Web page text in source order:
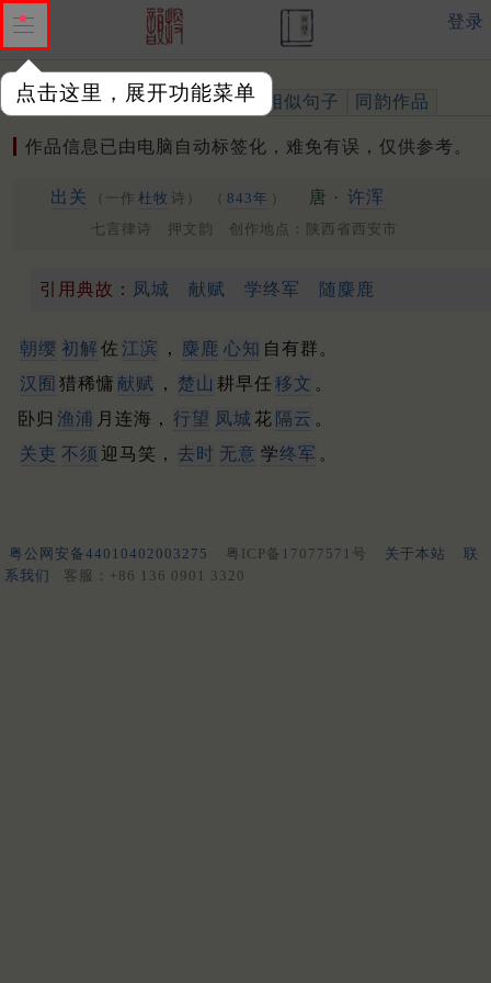
点击这里，展开功能菜单
登录
作品 标注四声 出处、引用 相似句子 同韵作品
作品信息已由电脑自动标签化，难免有误，仅供参考。
出关 （一作 杜牧 诗） （ 843年 ） 唐 · 许浑
七言律诗 押文韵 创作地点：陕西省西安市
引用典故： 凤城 献赋 学终军 随麋鹿
朝缨 初解 佐 江滨 ， 麋鹿 心知 自有群。
汉囿 猎稀慵 献赋 ， 楚山 耕早任 移文 。
卧归 渔浦 月连海， 行望 凤城 花 隔云 。
关吏 不须 迎马笑， 去时 无意 学终军 。
粤公网安备44010402003275 粤ICP备17077571号 关于本站
联
系我们
客服：+86 136 0901 3320